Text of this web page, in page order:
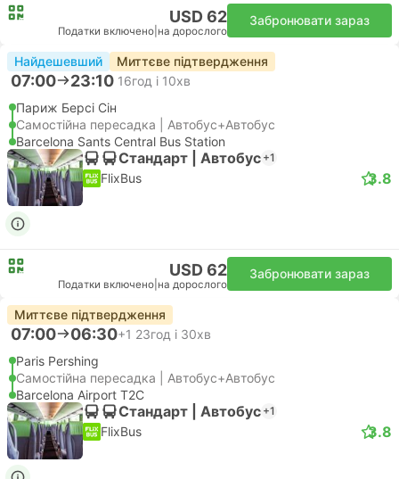
USD 62
Податки включено на дорослого
Забронювати зараз
Найдешевший Миттєве підтвердження
07:00 23:10 16год і 10хв
Париж Берсі Сін
Самостійна пересадка | Автобус+Автобус
Barcelona Sants Central Bus Station
Стандарт | Автобус +1
FlixBus 3.8
USD 62
Податки включено на дорослого
Забронювати зараз
Миттєве підтвердження
07:00 06:30+1 23год і 30хв
Paris Pershing
Самостійна пересадка | Автобус+Автобус
Barcelona Airport T2C
Стандарт | Автобус +1
FlixBus 3.8